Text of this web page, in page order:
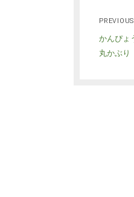
かんぴょ
丸かぶり